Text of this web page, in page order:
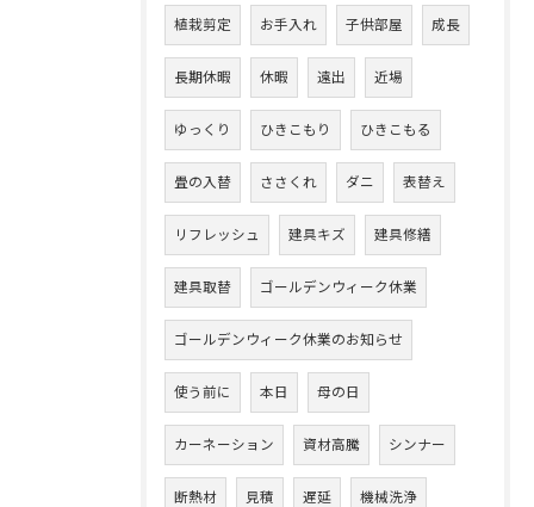
植栽剪定 お手入れ 子供部屋 成長
長期休暇 休暇 遠出 近場
ゆっくり ひきこもり ひきこもる
畳の入替 ささくれ ダニ 表替え
リフレッシュ 建具キズ 建具修繕
建具取替 ゴールデンウィーク休業
ゴールデンウィーク休業のお知らせ
使う前に 本日 母の日
カーネーション 資材高騰 シンナー
断熱材 見積 遅延 機械洗浄